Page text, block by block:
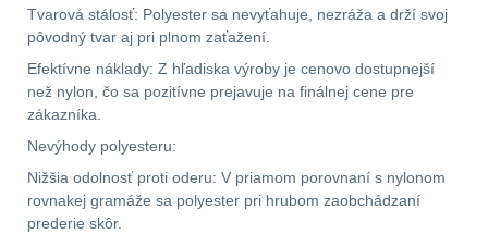
.44 .4511
.357 .38 (9mm) 11
19118
AR106
Tvarová stálosť: Polyester sa nevyťahuje, nezráža a drží svoj
pôvodný tvar aj pri plnom zaťažení.
Efektívne náklady: Z hľadiska výroby je cenovo dostupnejší
než nylon, čo sa pozitívne prejavuje na finálnej cene pre
zákazníka.
Nevýhody polyesteru:
Nižšia odolnosť proti oderu: V priamom porovnaní s nylonom
rovnakej gramáže sa polyester pri hrubom zaobchádzaní
prederie skôr.